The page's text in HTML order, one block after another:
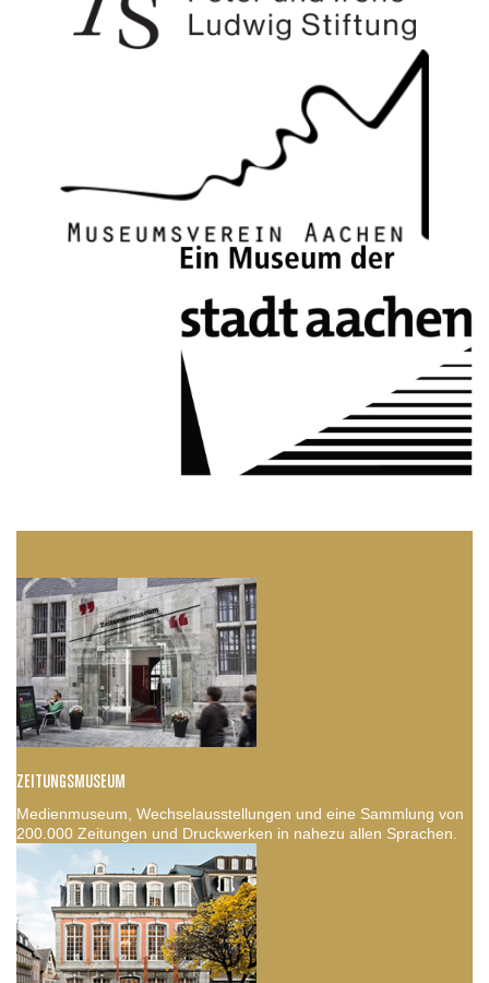
ZEITUNGSMUSEUM
Medienmuseum, Wechselausstellungen und eine Sammlung von
200.000 Zeitungen und Druckwerken in nahezu allen Sprachen.